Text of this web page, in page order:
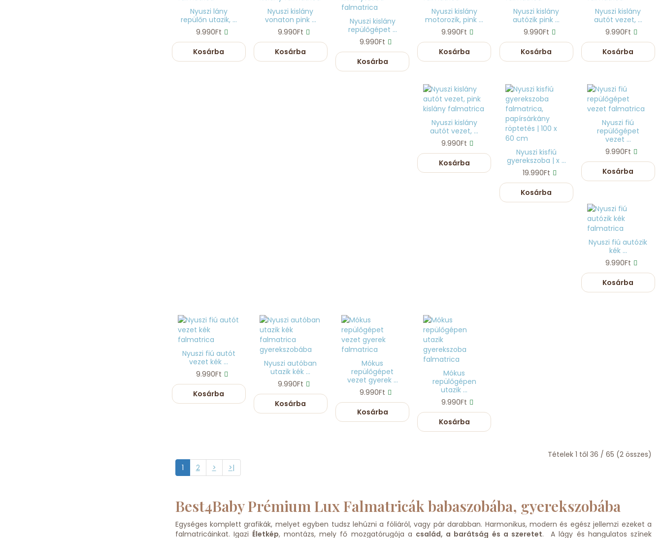
Nyuszi lány
repülőn utazik, ...
9.990Ft
Kosárba
Nyuszi kislány
vonaton pink ...
9.990Ft
Kosárba
Nyuszi kislány
repülőgépet ...
9.990Ft
Kosárba
Nyuszi kislány
motorozik, pink ...
9.990Ft
Kosárba
Nyuszi kislány
autózik pink ...
9.990Ft
Kosárba
Nyuszi kislány
autót vezet, ...
9.990Ft
Kosárba
Nyuszi kislány
autót vezet, ...
9.990Ft
Kosárba
Nyuszi kisfiú
gyerekszoba | x ...
19.990Ft
Kosárba
Nyuszi fiú
repülőgépet
vezet ...
9.990Ft
Kosárba
Nyuszi fiú autózik
kék ...
9.990Ft
Kosárba
Nyuszi fiú autót
vezet kék ...
9.990Ft
Kosárba
Nyuszi autóban
utazik kék ...
9.990Ft
Kosárba
Mókus
repülőgépet
vezet gyerek ...
9.990Ft
Kosárba
Mókus
repülőgépen
utazik ...
9.990Ft
Kosárba
1 2 > >|
Tételek 1 től 36 / 65 (2 összes)
Best4Baby Prémium Lux Falmatricák babaszobába, gyerekszobába
Egységes komplett grafikák, melyet egyben tudsz lehúzni a fóliáról, vagy pár darabban. Harmonikus, modern és egész jellemzi ezeket a
falmatricáinkat. Igazi Életkép, montázs, mely fő mozgatórugója a család, a barátság és a szeretet. A lágy és hangulatos színek